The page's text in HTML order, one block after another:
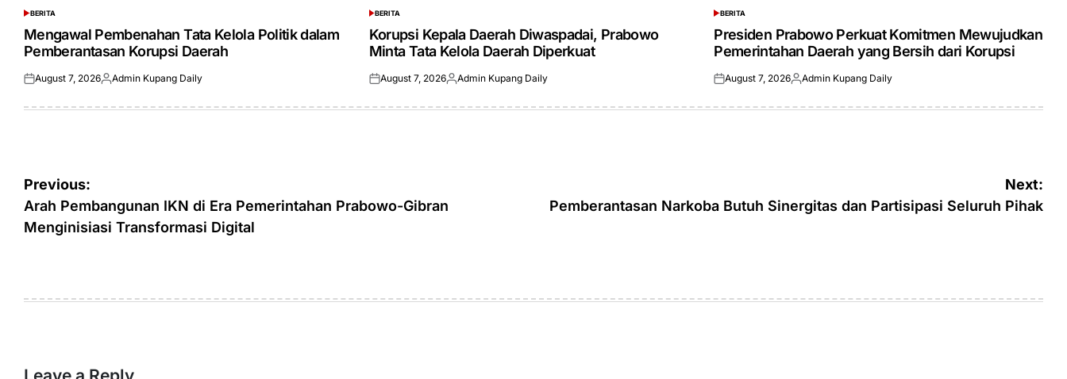
POSTED
IN
BERITA
Mengawal Pembenahan Tata Kelola Politik dalam
Pemberantasan Korupsi Daerah
Posted
August 7, 2026Posted
Admin Kupang Daily
POSTED
IN
BERITA
Korupsi Kepala Daerah Diwaspadai, Prabowo
Minta Tata Kelola Daerah Diperkuat
Posted
August 7, 2026Posted
Admin Kupang Daily
POSTED
IN
BERITA
Presiden Prabowo Perkuat Komitmen Mewujudkan
Pemerintahan Daerah yang Bersih dari Korupsi
Posted
August 7, 2026Posted
Admin Kupang Daily
Post
navigation
Previous:
Arah Pembangunan IKN di Era Pemerintahan Prabowo-Gibran
Menginisiasi Transformasi Digital
Next:
Pemberantasan Narkoba Butuh Sinergitas dan Partisipasi Seluruh Pihak